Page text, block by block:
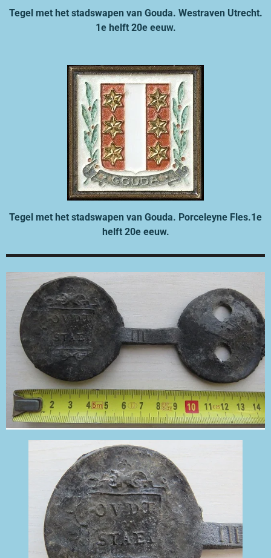
Tegel met het stadswapen van Gouda. Westraven Utrecht.
1e helft 20e eeuw.
Tegel met het stadswapen van Gouda. Porceleyne Fles.1e
helft 20e eeuw.